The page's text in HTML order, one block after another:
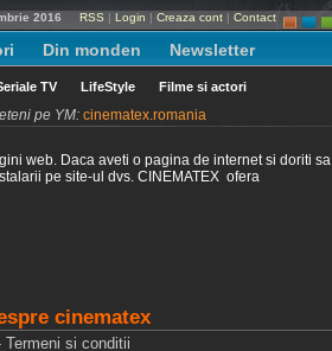
2016 RSS | Login | Creaza cont | Contact
Din monden Newsletter
TV LifeStyle Filme si actori
pe YM: cinematex.romania
web. Daca aveti o pagina de internet si doriti sa
pe site-ul dvs. CINEMATEX ofera
cinematex
Termeni si conditii